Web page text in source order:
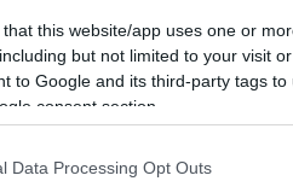
that this website/app uses one or
but not limited to your visit
to Google and its third-party tags
consent section.
Data Processing Opt Outs